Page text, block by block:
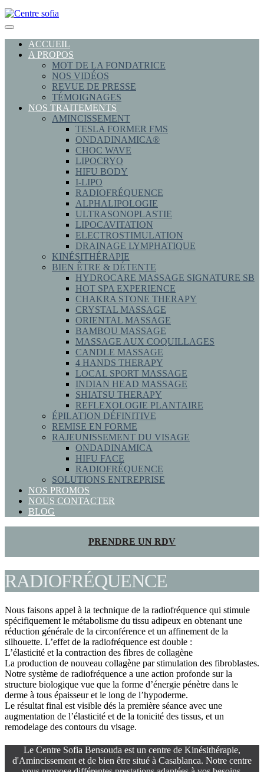
ACCUEIL
A PROPOS
MOT DE LA FONDATRICE
NOS VIDÉOS
REVUE DE PRESSE
TÉMOIGNAGES
NOS TRAITEMENTS
AMINCISSEMENT
TESLA FORMER FMS
ONDADINAMICA®
CHOC WAVE
LIPOCRYO
HIFU BODY
I-LIPO
RADIOFRÉQUENCE
ALPHALIPOLOGIE
ULTRASONOPLASTIE
LIPOCAVITATION
ELECTROSTIMULATION
DRAINAGE LYMPHATIQUE
KINÉSITHÉRAPIE
BIEN ÊTRE & DÉTENTE
HYDROCARE MASSAGE SIGNATURE SB
HOT SPA EXPERIENCE
CHAKRA STONE THERAPY
CRYSTAL MASSAGE
ORIENTAL MASSAGE
BAMBOU MASSAGE
MASSAGE AUX COQUILLAGES
CANDLE MASSAGE
4 HANDS THERAPY
LOCAL SPORT MASSAGE
INDIAN HEAD MASSAGE
SHIATSU THERAPY
REFLEXOLOGIE PLANTAIRE
ÉPILATION DÉFINITIVE
REMISE EN FORME
RAJEUNISSEMENT DU VISAGE
ONDADINAMICA
HIFU FACE
RADIOFRÉQUENCE
SOLUTIONS ENTREPRISE
NOS PROMOS
NOUS CONTACTER
BLOG
PRENDRE UN RDV
RADIOFRÉQUENCE
Nous faisons appel à la technique de la radiofréquence qui stimule
spécifiquement le métabolisme du tissu adipeux en obtenant une
réduction générale de la circonférence et un affinement de la
silhouette. L’effet de la radiofréquence est double :
L’élasticité et la contraction des fibres de collagène
La production de nouveau collagène par stimulation des fibroblastes.
Notre système de radiofréquence a une action profonde sur la
structure biologique vue que la forme d’énergie pénètre dans le
derme à tous épaisseur et le long de l’hypoderme.
Le résultat final est visible dés la première séance avec une
augmentation de l’élasticité et de la tonicité des tissus, et un
remodelage des contours du visage.
Le Centre Sofia Bensouda est un centre de Kinésithérapie,
d'Amincissement et de bien être situé à Casablanca. Notre centre